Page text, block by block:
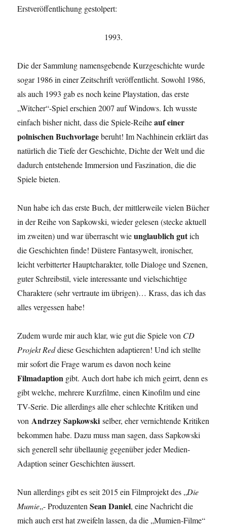
Erstveröffentlichung gestolpert:
1993.
Die der Sammlung namensgebende Kurzgeschichte wurde
sogar 1986 in einer Zeitschrift veröffentlicht. Sowohl 1986,
als auch 1993 gab es noch keine Playstation, das erste
„Witcher“-Spiel erschien 2007 auf Windows. Ich wusste
einfach bisher nicht, dass die Spiele-Reiheauf einer
polnischen Buchvorlageberuht! Im Nachhinein erklärt das
natürlich die Tiefe der Geschichte, Dichte der Welt und die
dadurch entstehende Immersion und Faszination, die die
Spiele bieten.
Nun habe ich das erste Buch, der mittlerweile vielen Bücher
in der Reihe von Sapkowski, wieder gelesen (stecke aktuell
im zweiten) und war überrascht wieunglaublich gutich
die Geschichten finde! Düstere Fantasywelt, ironischer,
leicht verbitterter Hauptcharakter, tolle Dialoge und Szenen,
guter Schreibstil, viele interessante und vielschichtige
Charaktere (sehr vertraute im übrigen)… Krass, das ich das
alles vergessen habe!
Zudem wurde mir auch klar, wie gut die Spiele von CD
Projekt Reddiese Geschichten adaptieren! Und ich stellte
mir sofort die Frage warum es davon noch keine
Filmadaption gibt. Auch dort habe ich mich geirrt, denn es
gibt welche, mehrere Kurzfilme, einen Kinofilm und eine
TV-Serie. Die allerdings alle eher schlechte Kritiken und
von Andrzey Sapkowskiselber, eher vernichtende Kritiken
bekommen habe. Dazu muss man sagen, dass Sapkowski
sich generell sehr übellaunig gegenüber jeder Medien-
Adaption seiner Geschichten äussert.
Nun allerdings gibt es seit 2015 ein Filmprojekt des „Die
Mumie„- ProduzentenSean Daniel, eine Nachricht die
mich auch erst hat zweifeln lassen, da die „Mumien-Filme“